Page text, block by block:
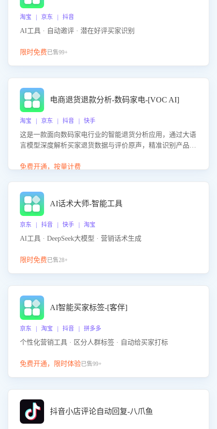
淘宝 | 京东 | 抖音
AI工具 · 自动邀评 · 潜在好评买家识别
限时免费已售99+
电商退货退款分析-数码家电-[VOC AI]
淘宝 | 京东 | 抖音 | 快手
这是一款面向数码家电行业的智能退货分析应用，通过大语
言模型深度解析买家退货数据与评价原声，精准识别产品质
改进建议，通过挖掘用户痛点驱动产品迭代，从根本上降低
免费开通，按量计费
AI话术大师-智能工具
京东 | 抖音 | 快手 | 淘宝
AI工具 · DeepSeek大模型 · 营销话术生成
限时免费已售28+
AI智能买家标签-[客伴]
京东 | 淘宝 | 抖音 | 拼多多
个性化营销工具 · 区分人群标签 · 自动给买家打标
免费开通，限时体验已售99+
抖音小店评论自动回复-八爪鱼